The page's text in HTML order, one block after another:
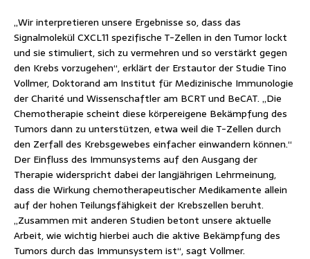
„Wir interpretieren unsere Ergebnisse so, dass das
Signalmolekül CXCL11 spezifische T-Zellen in den Tumor lockt
und sie stimuliert, sich zu vermehren und so verstärkt gegen
den Krebs vorzugehen“, erklärt der Erstautor der Studie Tino
Vollmer, Doktorand am Institut für Medizinische Immunologie
der Charité und Wissenschaftler am BCRT und BeCAT. „Die
Chemotherapie scheint diese körpereigene Bekämpfung des
Tumors dann zu unterstützen, etwa weil die T-Zellen durch
den Zerfall des Krebsgewebes einfacher einwandern können.“
Der Einfluss des Immunsystems auf den Ausgang der
Therapie widerspricht dabei der langjährigen Lehrmeinung,
dass die Wirkung chemotherapeutischer Medikamente allein
auf der hohen Teilungsfähigkeit der Krebszellen beruht.
„Zusammen mit anderen Studien betont unsere aktuelle
Arbeit, wie wichtig hierbei auch die aktive Bekämpfung des
Tumors durch das Immunsystem ist“, sagt Vollmer.